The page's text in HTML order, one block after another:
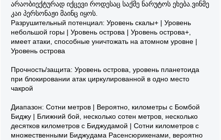
არაობიექტურად იქცევი როდესაც საქმე ნარუტოს ეხება.ვინმე
კაი პერსონაჟი მაინც იყოს.
Разрушительный потенциал: Уровень скалы+ | Уровень
небольшой горы | Уровень острова | Уровень острова+,
имеет атаки, способные уничтожать на атомном уровне |
Уровень острова
Прочность/защита: Уровень острова, уровень планетоида
при блокировании атак циркулированной в одно место
чакрой
Диапазон: Сотни метров | Вероятно, километры с Бомбой
Биджу | Ближний бой, несколько сотен метров, несколько
десятков километров с Биджудамой | Сотни километров с
множественными Биджудама Расенсюрикенами, вероятно